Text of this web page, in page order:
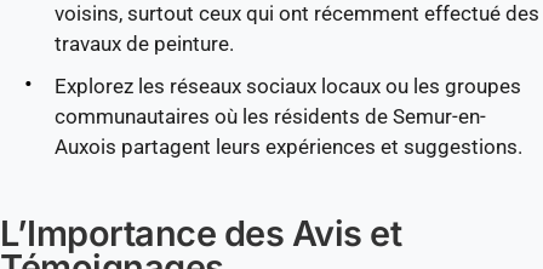
voisins, surtout ceux qui ont récemment effectué des
travaux de peinture.
Explorez les réseaux sociaux locaux ou les groupes
communautaires où les résidents de Semur-en-
Auxois partagent leurs expériences et suggestions.
L’Importance des Avis et